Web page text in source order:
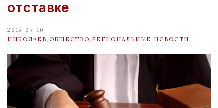
отставке
2015-07-16
НИКОЛАЕВ ОБЩЕСТВО РЕГИОНАЛЬНЫЕ НОВОСТИ